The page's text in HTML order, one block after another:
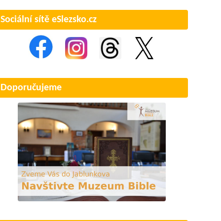
Sociální sítě eSlezsko.cz
Doporučujeme